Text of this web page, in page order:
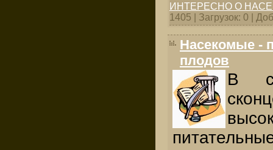
ИНТЕРЕСНО О
1405 | Загрузок: 0 |
Насекомые -
плодов
В